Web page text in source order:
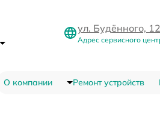
ул. Будённого,
Адрес сервисного
О компании Ремонт устройств